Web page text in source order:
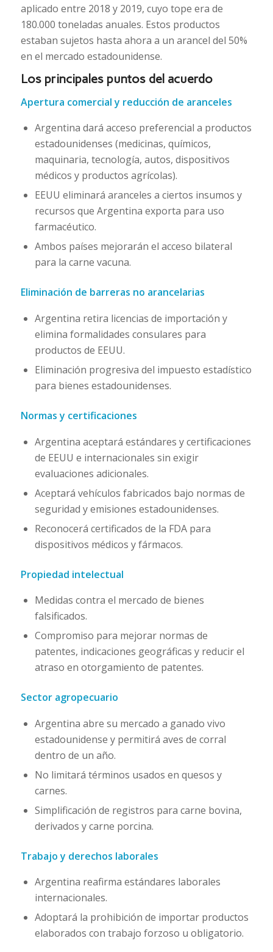
aplicado entre 2018 y 2019, cuyo tope era de
180.000 toneladas anuales. Estos productos
estaban sujetos hasta ahora a un arancel del 50%
en el mercado estadounidense.
Los principales puntos del acuerdo
Apertura comercial y reducción de aranceles
Argentina dará acceso preferencial a productos
estadounidenses (medicinas, químicos,
maquinaria, tecnología, autos, dispositivos
médicos y productos agrícolas).
EEUU eliminará aranceles a ciertos insumos y
recursos que Argentina exporta para uso
farmacéutico.
Ambos países mejorarán el acceso bilateral
para la carne vacuna.
Eliminación de barreras no arancelarias
Argentina retira licencias de importación y
elimina formalidades consulares para
productos de EEUU.
Eliminación progresiva del impuesto estadístico
para bienes estadounidenses.
Normas y certificaciones
Argentina aceptará estándares y certificaciones
de EEUU e internacionales sin exigir
evaluaciones adicionales.
Aceptará vehículos fabricados bajo normas de
seguridad y emisiones estadounidenses.
Reconocerá certificados de la FDA para
dispositivos médicos y fármacos.
Propiedad intelectual
Medidas contra el mercado de bienes
falsificados.
Compromiso para mejorar normas de
patentes, indicaciones geográficas y reducir el
atraso en otorgamiento de patentes.
Sector agropecuario
Argentina abre su mercado a ganado vivo
estadounidense y permitirá aves de corral
dentro de un año.
No limitará términos usados en quesos y
carnes.
Simplificación de registros para carne bovina,
derivados y carne porcina.
Trabajo y derechos laborales
Argentina reafirma estándares laborales
internacionales.
Adoptará la prohibición de importar productos
elaborados con trabajo forzoso u obligatorio.